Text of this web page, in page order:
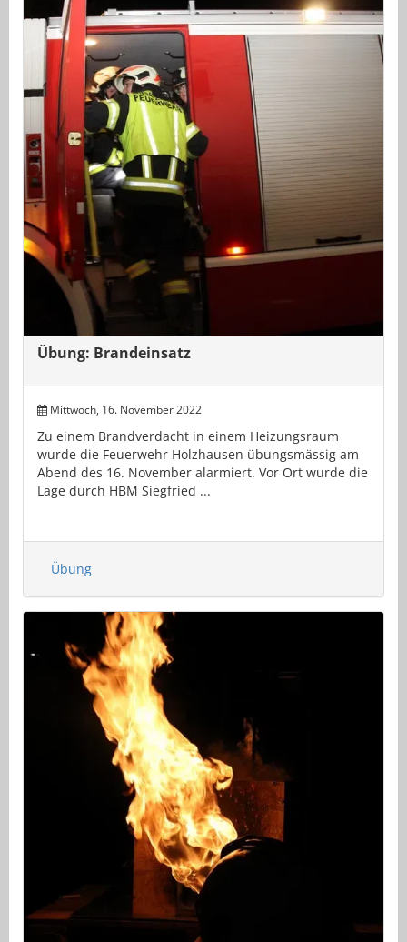
Übung: Brandeinsatz
Mittwoch, 16. November 2022
Zu einem Brandverdacht in einem Heizungsraum
wurde die Feuerwehr Holzhausen übungsmässig am
Abend des 16. November alarmiert. Vor Ort wurde die
Lage durch HBM Siegfried ...
Übung